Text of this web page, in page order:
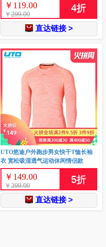
￥ 119.00
￥299.00
4折
直达链接 >
UTO悠途户外跑步男女快干T恤长袖
衣 宽松吸湿透气运动休闲情侣款
￥ 149.00
￥299.00
5折
直达链接 >